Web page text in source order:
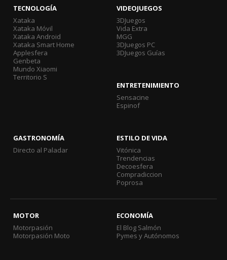
TECNOLOGÍA
Xataka
Xataka Móvil
Xataka Android
Xataka Smart Home
Applesfera
Genbeta
Mundo Xiaomi
Territorio S
VIDEOJUEGOS
3DJuegos
Vida Extra
MGG
3DJuegos PC
3DJuegos Guías
ENTRETENIMIENTO
Sensacine
Espinof
GASTRONOMÍA
Directo al Paladar
ESTILO DE VIDA
Vitónica
Trendencias
Decoesfera
Compradiccion
Poprosa
MOTOR
Motorpasión
Motorpasión Moto
ECONOMÍA
El Blog Salmón
Pymes y Autónomos